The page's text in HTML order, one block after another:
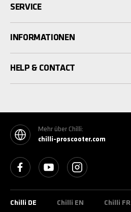
SERVICE
INFORMATIONEN
HELP & CONTACT
Mehr über Chilli:
chilli-proscooter.com
See our FacebookSee our YouTube channel
See our Instagram
Chilli DE Chilli EN Chilli FR